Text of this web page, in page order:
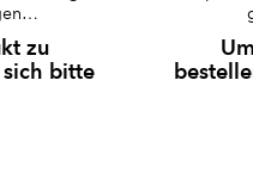
speziellen
ideale
zu
sich bitte
kann